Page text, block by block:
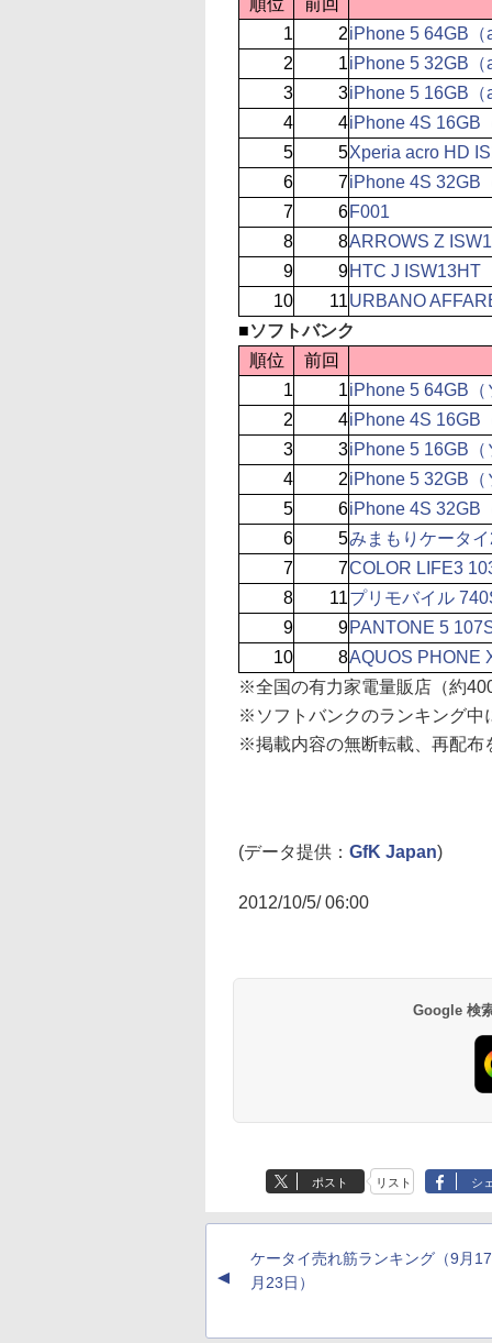
順位
前回
1
2iPhone 5 64GB（
2
1iPhone 5 32GB（
3
3iPhone 5 16GB（
4
4iPhone 4S 16GB
5
5Xperia acro HD
6
7iPhone 4S 32GB
7
6F001
8
8ARROWS Z
9
9HTC J ISW13HT
10
11URBANO
■ソフトバンク
順位
前回
1
1iPhone 5 64GB（
2
4iPhone 4S 16GB
3
3iPhone 5 16GB（
4
2iPhone 5 32GB（
5
6iPhone 4S 32GB
6
5みまもりケータ
7
7COLOR LIFE3
8
11プリモバイル
9
9PANTONE 5
10
8AQUOS PHONE
※全国の有力家電量販店（約
※ソフトバンクのランキング中
※掲載内容の無断転載、再配布
(データ提供： GfK Japan)
2012/10/5/ 06:00
Google 検
ポスト リスト シ
▲
ケータイ売れ筋ランキング（9月
月23日）